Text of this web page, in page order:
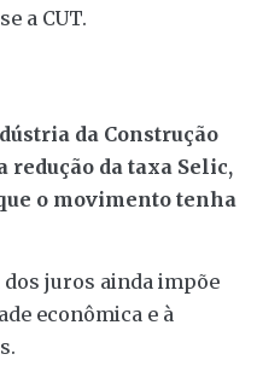
a CUT.
da Construção
redução da taxa Selic,
o movimento tenha
juros ainda impõe
econômica e à